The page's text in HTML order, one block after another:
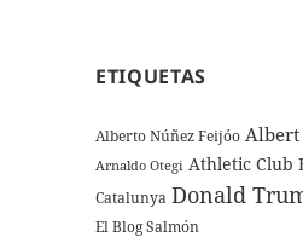
ETIQUETAS
Alberto Núñez Feijóo Albert
Arnaldo Otegi Athletic Club
Catalunya Donald
El Blog Salmón